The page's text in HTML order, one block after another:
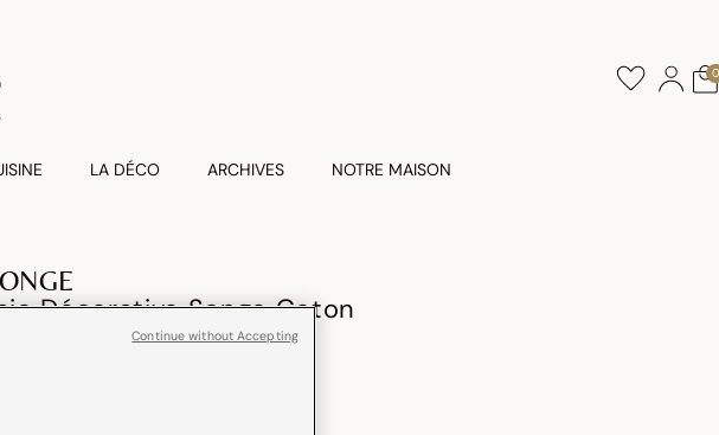
0
LA DÉCO ARCHIVES NOTRE MAISON
Décorative Songe Coton
Continue without Accepting